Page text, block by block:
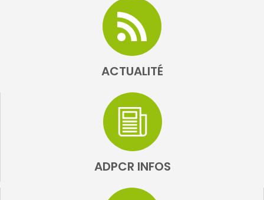
ACTUALITÉ
ADPCR INFOS